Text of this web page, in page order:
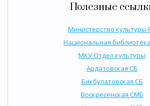
Полезные
Министерство культуры
Национальная
МКУ Отдел культуры
Ардатовская СБ
Бикбулатовская СБ
Воскресенская СМБ